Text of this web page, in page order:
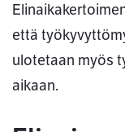
että
ulotetaan myös
aikaan.